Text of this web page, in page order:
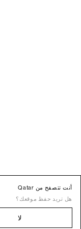
أنت تتصفح من Qatar
هل تريد حفظ موقعك؟
لا